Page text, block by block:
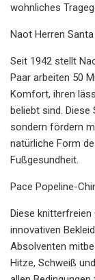
wohnliches
Naot Herren
Seit 1942 stellt
Paar arbeiten 50
Komfort, ihren
beliebt sind. Diese
sondern fördern
natürliche Form
Fußgesundheit.
Pace Popeline-
Diese
innovativen
Absolventen
Hitze, Schweiß